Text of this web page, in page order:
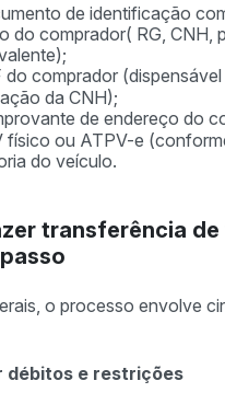
de identificação
do comprador( RG, CNH,
do comprador
da CNH);
de endereço do
físico ou ATPV-e
do veículo.
transferência de
o processo envolve
débitos e restrições